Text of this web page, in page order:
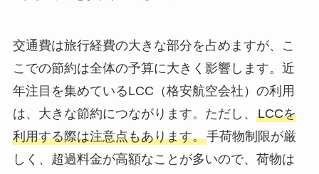
交通費は旅行経費の大きな部分を占めますが、こ
こでの節約は全体の予算に大きく影響します。近
年注目を集めているLCC（格安航空会社）の利用
は、大きな節約につながります。ただし、 LCCを
利用する際は注意点もあります。手荷物制限が厳
しく、超過料金が高額なことが多いので、荷物は